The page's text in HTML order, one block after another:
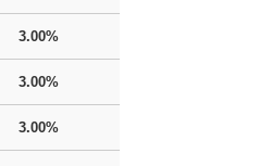
3.00%
3.00%
3.00%